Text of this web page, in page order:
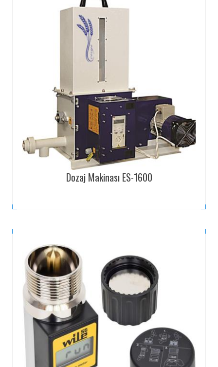
Dozaj Makinası ES-1600